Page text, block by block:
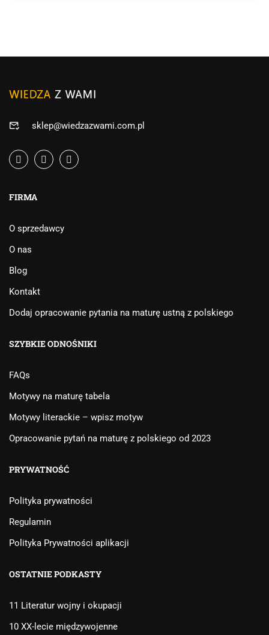
sklep@wiedzazwami.com.pl
FIRMA
O sprzedawcy
O nas
Blog
Kontakt
Dodaj opracowanie pytania na maturę ustną z polskiego
SZYBKIE ODNOŚNIKI
FAQs
Motywy na maturę tabela
Motywy literackie – wpisz motyw
Opracowanie pytań na maturę z polskiego od 2023
PRYWATNOŚĆ
Polityka prywatności
Regulamin
Polityka Prywatności aplikacji
OSTATNIE PODKASTY
11 Literatur wojny i okupacji
10 XX-lecie międzywojenne